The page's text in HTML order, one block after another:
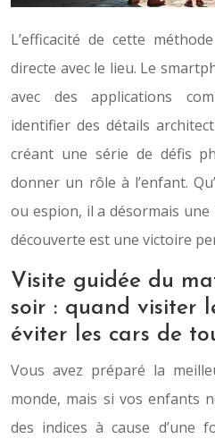
L’efficacité de cette
directe avec le lieu. Le
avec des applications
identifier des détails
créant une série de défis
donner un rôle à l’enfant.
ou espion, il a désormais une
découverte est une victoire
Visite guidée du
soir : quand visiter
éviter les cars de
Vous avez préparé la
monde, mais si vos enfants
des indices à cause d’une